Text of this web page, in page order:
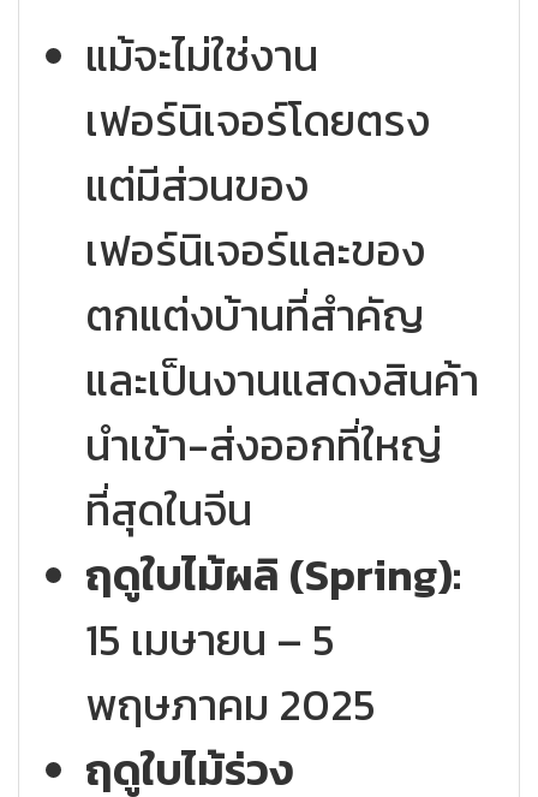
แม้จะไม่ใช่งาน
เฟอร์นิเจอร์โดยตรง
แต่มีส่วนของ
เฟอร์นิเจอร์และของ
ตกแต่งบ้านที่สำคัญ
และเป็นงานแสดงสินค้า
นำเข้า-ส่งออกที่ใหญ่
ที่สุดในจีน
ฤดูใบไม้ผลิ (Spring):
15 เมษายน – 5
พฤษภาคม 2025
ฤดูใบไม้ร่วง